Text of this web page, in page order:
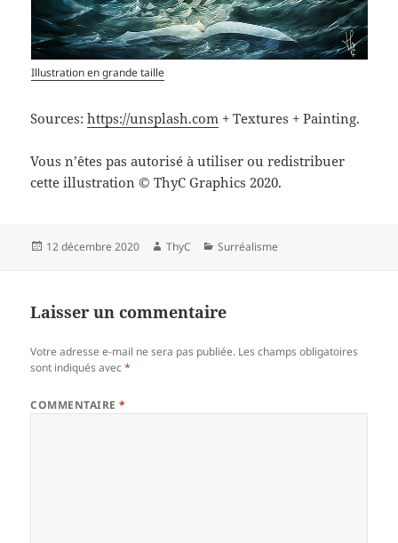
Illustration en grande taille
Sources:https://unsplash.com + Textures + Painting.
Vous n’êtes pas autorisé à utiliser ou redistribuer
cette illustration © ThyC Graphics 2020.
Publié
12 décembre 2020 Auteur
ThyC Catégories
Surréalisme
Laisser un commentaire
Votre adresse e-mail ne sera pas publiée. Les champs obligatoires
sont indiqués avec*
COMMENTAIRE*